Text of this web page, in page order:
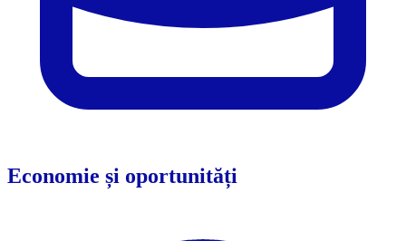
Economie și oportunități